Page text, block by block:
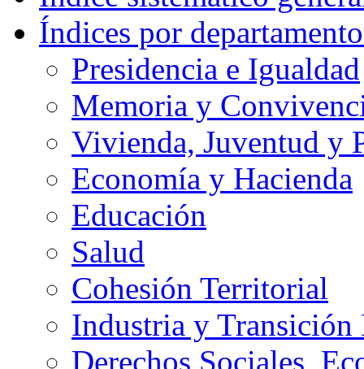
Índices por
Presidencia e Igualdad
Memoria y
Vivienda, Juventud y
Economía y Hacienda
Educación
Salud
Cohesión Territorial
Industria y
Derechos Sociales,